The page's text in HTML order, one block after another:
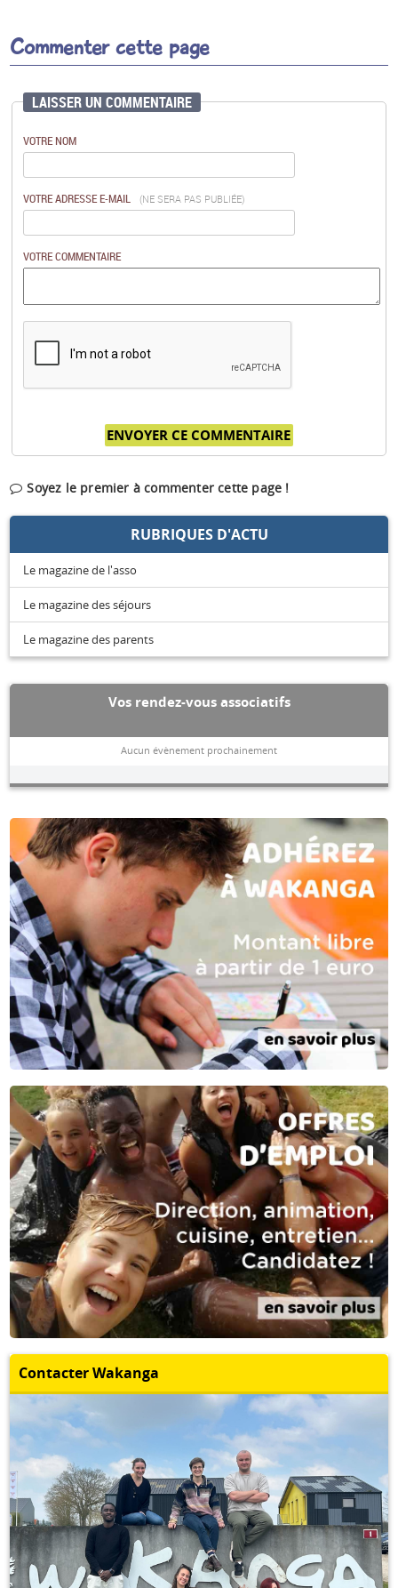
Commenter cette page
LAISSER UN COMMENTAIRE
VOTRE NOM
VOTRE ADRESSE E-MAIL (NE SERA PAS PUBLIÉE)
VOTRE COMMENTAIRE
Soyez le premier à commenter cette page !
RUBRIQUES D'ACTU
Le magazine de l'asso
Le magazine des séjours
Le magazine des parents
Vos rendez-vous associatifs
Aucun évènement prochainement
Contacter Wakanga